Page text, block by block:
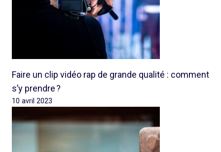
Faire un clip vidéo rap de grande qualité : comment
s’y prendre ?
10 avril 2023